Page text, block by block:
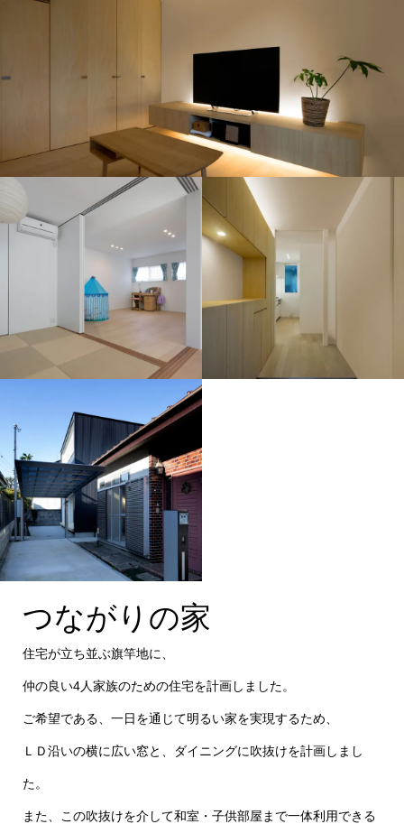
つながりの家
住宅が立ち並ぶ旗竿地に、
仲の良い4人家族のための住宅を計画しました。
ご希望である、一日を通じて明るい家を実現するため、
ＬＤ沿いの横に広い窓と、ダイニングに吹抜けを計画しまし
た。
また、この吹抜けを介して和室・子供部屋まで一体利用できる